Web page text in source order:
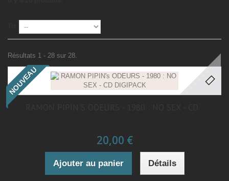
Résultats 1 - 28 sur 28.
NOUVEAU
20,00 €
Ajouter au panier Détails